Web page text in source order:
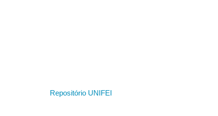
Repositório UNIFEI